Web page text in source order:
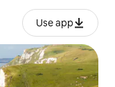
Use app